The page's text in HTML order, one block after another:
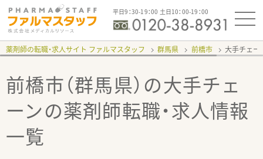
平日9：30-19：00 土日10：00-19：00
薬剤師の転職・求人サイト ファルマスタッフ 群馬県 前橋市 大手チェー
前橋市（群馬県）の大手チェ
ーンの薬剤師転職・求人情報
一覧